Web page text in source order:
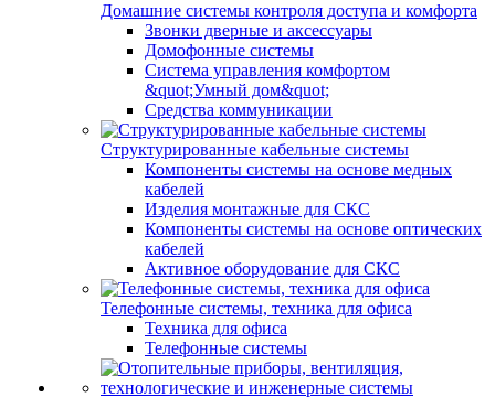
Домашние системы контроля доступа и комфорта
Звонки дверные и аксессуары
Домофонные системы
Система управления комфортом
&quot;Умный дом&quot;
Средства коммуникации
Структурированные кабельные системы
Компоненты системы на основе медных
кабелей
Изделия монтажные для СКС
Компоненты системы на основе оптических
кабелей
Активное оборудование для СКС
Телефонные системы, техника для офиса
Техника для офиса
Телефонные системы